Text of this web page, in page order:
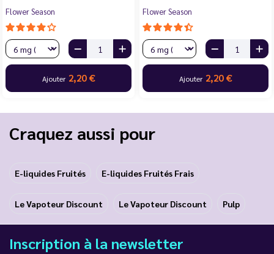
Flower Season
Ajouter 2,20 €
Flower Season
Ajouter 2,20 €
Craquez aussi pour
E-liquides Fruités E-liquides Fruités Frais
Le Vapoteur Discount Le Vapoteur Discount Pulp
Inscription à la newsletter